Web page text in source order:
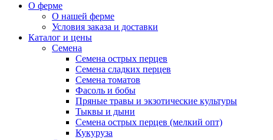
О ферме
О нашей ферме
Условия заказа и доставки
Каталог и цены
Семена
Семена острых перцев
Семена сладких перцев
Семена томатов
Фасоль и бобы
Пряные травы и экзотические культуры
Тыквы и дыни
Семена острых перцев (мелкий опт)
Кукуруза